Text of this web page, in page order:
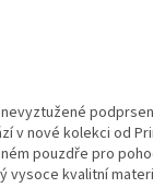
v nové kolekci od
pouzdře pro
vysoce kvalitní